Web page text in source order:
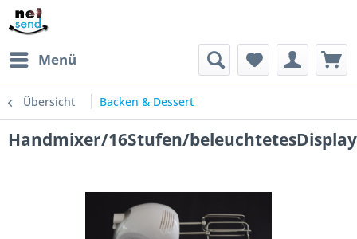
Menü
Übersicht Backen & Dessert
Handmixer/16Stufen/beleuchtetesDisplay